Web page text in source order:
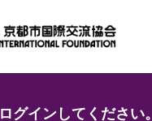
ログインしてください。